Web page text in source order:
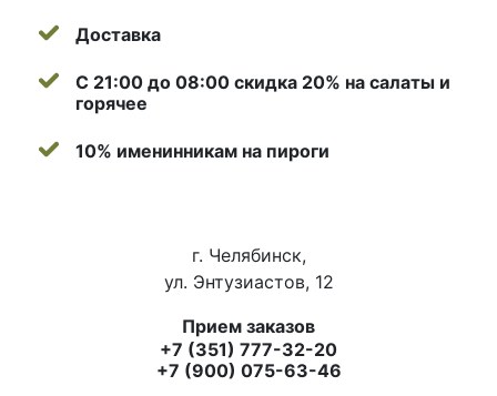
Доставка
С 21:00 до 08:00 скидка 20% на салаты и
горячее
10% именинникам на пироги
г. Челябинск,
ул. Энтузиастов, 12
Прием заказов
+7 (351) 777-32-20
+7 (900) 075-63-46